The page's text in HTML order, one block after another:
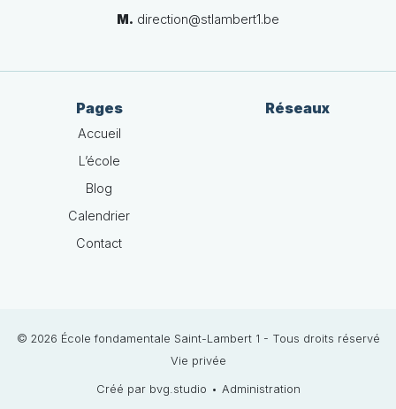
M. direction@stlambert1.be
Pages
Accueil
L’école
Blog
Calendrier
Contact
Réseaux
© 2026 École fondamentale Saint-Lambert 1 - Tous droits réservé
Vie privée
Créé par bvg.studio • Administration